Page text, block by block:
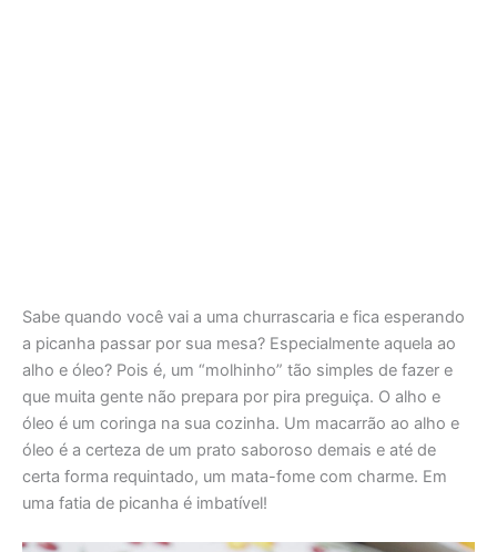
Sabe quando você vai a uma churrascaria e fica esperando
a picanha passar por sua mesa? Especialmente aquela ao
alho e óleo? Pois é, um “molhinho” tão simples de fazer e
que muita gente não prepara por pira preguiça. O alho e
óleo é um coringa na sua cozinha. Um macarrão ao alho e
óleo é a certeza de um prato saboroso demais e até de
certa forma requintado, um mata-fome com charme. Em
uma fatia de picanha é imbatível!